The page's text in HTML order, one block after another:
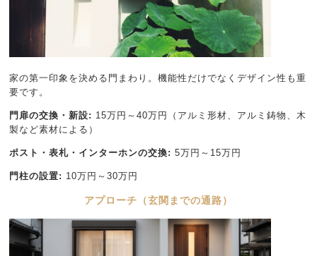
家の第一印象を決める門まわり。機能性だけでなくデザイン性も重
要です。
門扉の交換・新設: 15万円～40万円（アルミ形材、アルミ鋳物、木
製など素材による）
ポスト・表札・インターホンの交換: 5万円～15万円
門柱の設置: 10万円～30万円
アプローチ（玄関までの通路）